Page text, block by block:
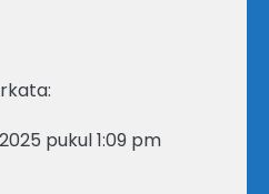
pukul 1:09 pm